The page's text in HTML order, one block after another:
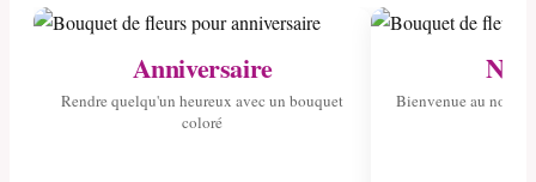
Anniversaire
Rendre quelqu'un heureux avec un bouquet
coloré
Bienvenue au